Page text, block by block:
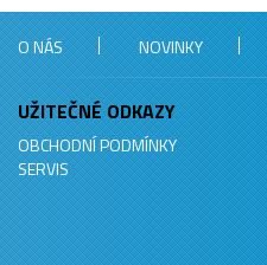
O NÁS NOVINKY
UŽITEČNÉ ODKAZY
OBCHODNÍ PODMÍNKY
SERVIS